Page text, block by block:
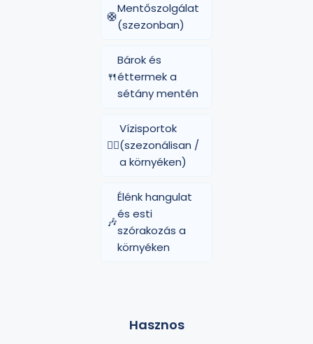
🛟
Mentőszolgálat
(szezonban)
🍴
Bárok és
éttermek a
sétány mentén
🏄‍♂️
Vízisportok
(szezonálisan /
a környéken)
🎶
Élénk hangulat
és esti
szórakozás a
környéken
Hasznos